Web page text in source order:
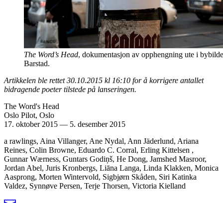
The Word’s Head, dokumentasjon av opphengning ute i
Barstad.
Artikkelen ble rettet 30.10.2015 kl 16:10 for å korrigere antallet
bidragende poeter tilstede på lanseringen.
The Word's Head
Oslo Pilot, Oslo
17. oktober 2015 — 5. desember 2015
a rawlings, Aina Villanger, Ane Nydal, Ann Jäderlund, Ariana
Reines, Colin Browne, Eduardo C. Corral, Erling Kittelsen ,
Gunnar Wærness, Guntars Godiņš, He Dong, Jamshed Masroor,
Jordan Abel, Juris Kronbergs, Liāna Langa, Linda Klakken, Monica
Aasprong, Morten Wintervold, Sigbjørn Skåden, Siri Katinka
Valdez, Synnøve Persen, Terje Thorsen, Victoria Kielland